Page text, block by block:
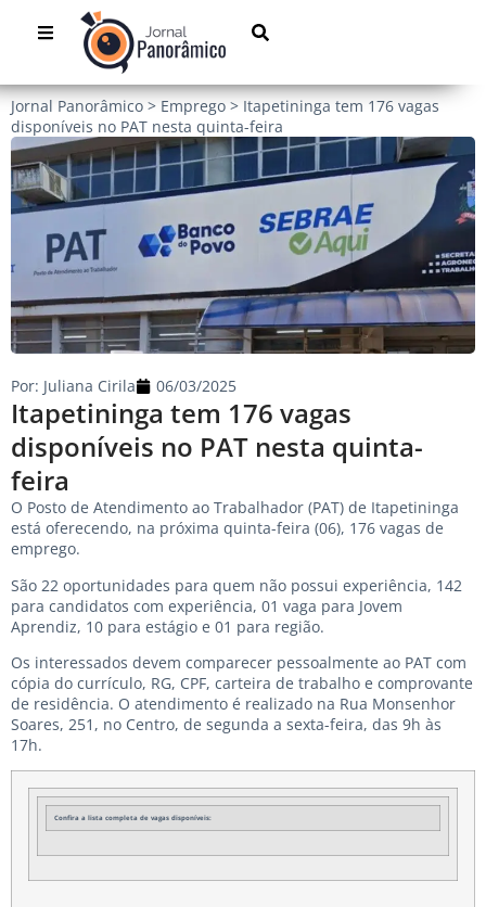
Jornal Panorâmico > Emprego > Itapetininga tem 176 vagas
disponíveis no PAT nesta quinta-feira
Itapetininga tem 176 vagas
disponíveis no PAT nesta quinta-
feira
Por: Juliana Cirila 06/03/2025
O Posto de Atendimento ao Trabalhador (PAT) de Itapetininga
está oferecendo, na próxima quinta-feira (06), 176 vagas de
emprego.
São 22 oportunidades para quem não possui experiência, 142
para candidatos com experiência, 01 vaga para Jovem
Aprendiz, 10 para estágio e 01 para região.
Os interessados devem comparecer pessoalmente ao PAT com
cópia do currículo, RG, CPF, carteira de trabalho e comprovante
de residência. O atendimento é realizado na Rua Monsenhor
Soares, 251, no Centro, de segunda a sexta-feira, das 9h às
17h.
Confira a lista completa de vagas disponíveis: